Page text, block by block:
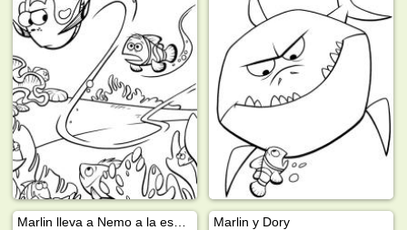
Marlin y Dory